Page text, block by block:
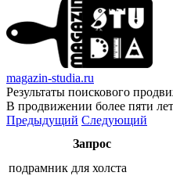
magazin-studia.ru
Результаты поискового
В продвижении более пяти лет
Предыдущий Следующий
Запрос
подрамник для холста